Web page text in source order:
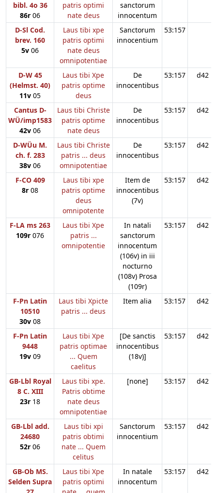
bibl. 4o 36
86r 06
patris optimi
nate deus
sanctorum
innocentum
D-Sl Cod.
brev. 160
5v 06
Laus tibi xpe
patris optimi
nate deus
omnipotentiae
Sanctorum
innocentium
53:157
D-W 45
(Helmst. 40)
11v 05
Laus tibi Xpe
patris optime
deus
De
innocentibus
53:157 d42
Cantus D-
WÜ/imp1583
42v 06
Laus tibi Christe
patris optime
nate deus
De
innocentibus
53:157 d42
D-WÜu M.
ch. f. 283
38v 06
Laus tibi Christe
patris ... deus
omnipotentiae
De
innocentibus
53:157 d42
F-CO 409
8r 08
Laus tibi xpe
patris optime
deus
omnipotente
Item de
innocentibus
(7v)
53:157 d42
F-LA ms 263
109r 076
Laus tibi Xpe
patris ...
omnipotentie
In natali
sanctorum
innocentum
(106v) in iii
nocturno
(108v) Prosa
(109r)
53:157 d42
F-Pn Latin
10510
30v 08
Laus tibi Xpicte
patris ... deus
Item alia 53:157 d42
F-Pn Latin
9448
19v 09
Laus tibi Xpe
patris optimae
... Quem
caelitus
[De sanctis
innocentibus
(18v)]
53:157 d42
GB-Lbl Royal
8 C. XIII
23r 18
Laus tibi xpe.
Patris obtime
nate deus
omnipotentiae
[none] 53:157 d42
GB-Lbl add.
24680
52r 06
Laus tibi xpi
patris obtimi
nate ... Quem
celitus
Sanctorum
innocentium
53:157 d42
GB-Ob MS.
Selden Supra
Laus tibi Xpe
patris optimi
In natale
innocentum
53:157 d42